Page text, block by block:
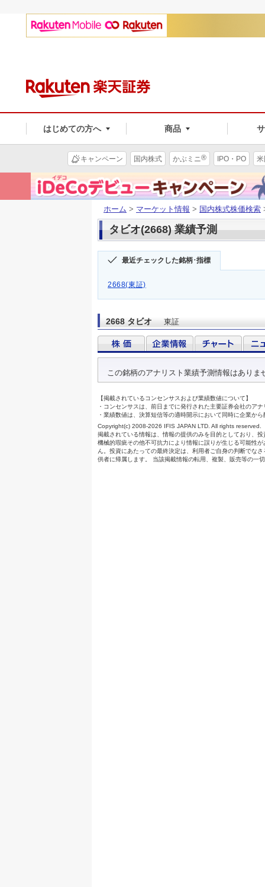
はじめての方へ 商品
キャンペーン 国内株式 かぶミニ® IPO・PO
ホーム > マーケット情報 > 国内株式株価検索
タビオ(2668) 業績予測
最近チェックした銘柄･指標
2668(東証)
2668 タビオ 東証